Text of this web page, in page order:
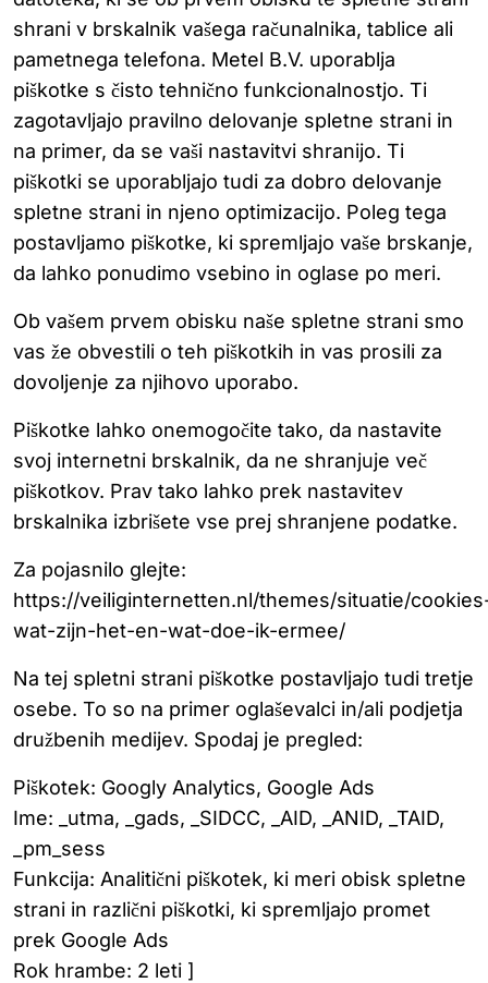
shrani v brskalnik vašega računalnika, tablice ali
pametnega telefona. Metel B.V. uporablja
piškotke s čisto tehnično funkcionalnostjo. Ti
zagotavljajo pravilno delovanje spletne strani in
na primer, da se vaši nastavitvi shranijo. Ti
piškotki se uporabljajo tudi za dobro delovanje
spletne strani in njeno optimizacijo. Poleg tega
postavljamo piškotke, ki spremljajo vaše brskanje,
da lahko ponudimo vsebino in oglase po meri.
Ob vašem prvem obisku naše spletne strani smo
vas že obvestili o teh piškotkih in vas prosili za
dovoljenje za njihovo uporabo.
Piškotke lahko onemogočite tako, da nastavite
svoj internetni brskalnik, da ne shranjuje več
piškotkov. Prav tako lahko prek nastavitev
brskalnika izbrišete vse prej shranjene podatke.
Za pojasnilo glejte:
https://veiliginternetten.nl/themes/situatie/
wat-zijn-het-en-wat-doe-ik-ermee/
Na tej spletni strani piškotke postavljajo tudi tretje
osebe. To so na primer oglaševalci in/ali podjetja
družbenih medijev. Spodaj je pregled:
Piškotek: Googly Analytics, Google Ads
Ime: _utma, _gads, _SIDCC, _AID, _ANID, _TAID,
_pm_sess
Funkcija: Analitični piškotek, ki meri obisk spletne
strani in različni piškotki, ki spremljajo promet
prek Google Ads
Rok hrambe: 2 leti ]